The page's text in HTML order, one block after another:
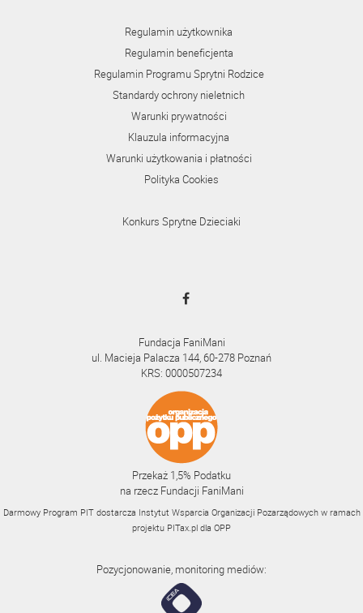
Regulamin użytkownika
Regulamin beneficjenta
Regulamin Programu Sprytni Rodzice
Standardy ochrony nieletnich
Warunki prywatności
Klauzula informacyjna
Warunki użytkowania i płatności
Polityka Cookies
Konkurs Sprytne Dzieciaki
Fundacja FaniMani
ul. Macieja Palacza 144, 60-278 Poznań
KRS: 0000507234
Przekaż 1,5% Podatku
na rzecz Fundacji FaniMani
Darmowy Program PIT dostarcza Instytut Wsparcia Organizacji Pozarządowych w ramach
projektu PITax.pl dla OPP
Pozycjonowanie, monitoring mediów: